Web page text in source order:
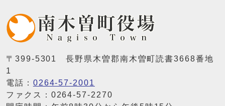
〒399-5301 長野県木曽郡南木曽町読書3668番地
1
電話： 0264-57-2001
ファクス：0264-57-2270